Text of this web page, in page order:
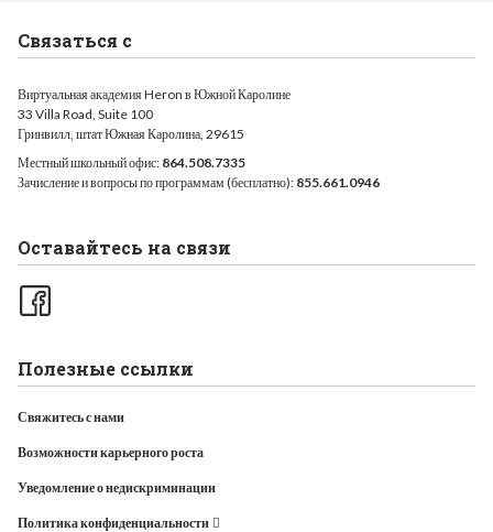
Связаться с
Виртуальная академия Heron в Южной Каролине
33 Villa Road, Suite 100
Гринвилл, штат Южная Каролина, 29615
Местный школьный офис: 864.508.7335
Зачисление и вопросы по программам (бесплатно): 855.661.0946
Оставайтесь на связи
Полезные ссылки
Свяжитесь с нами
Возможности карьерного роста
Уведомление о недискриминации
Политика конфиденциальности